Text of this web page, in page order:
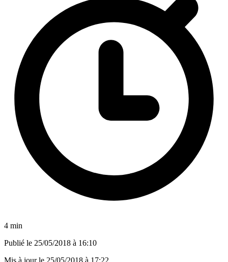
4 min
Publié le 25/05/2018 à 16:10
Mis à jour le 25/05/2018 à 17:22